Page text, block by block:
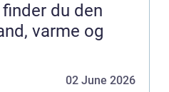
varme og
02 June 2026